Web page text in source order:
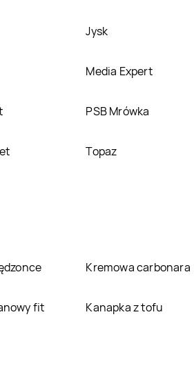
Jysk
Media Expert
PSB Mrówka
Topaz
Kremowa carbonara
fit Kanapka z tofu